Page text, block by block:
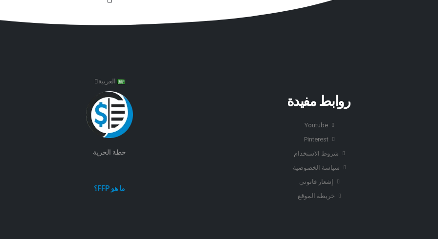
العربية
روابط مفيدة
Youtube
Pinterest
شروط الاستخدام
سياسة الخصوصية
إشعار قانوني
خريطة الموقع
خطة الحرية
ما هو FFP؟